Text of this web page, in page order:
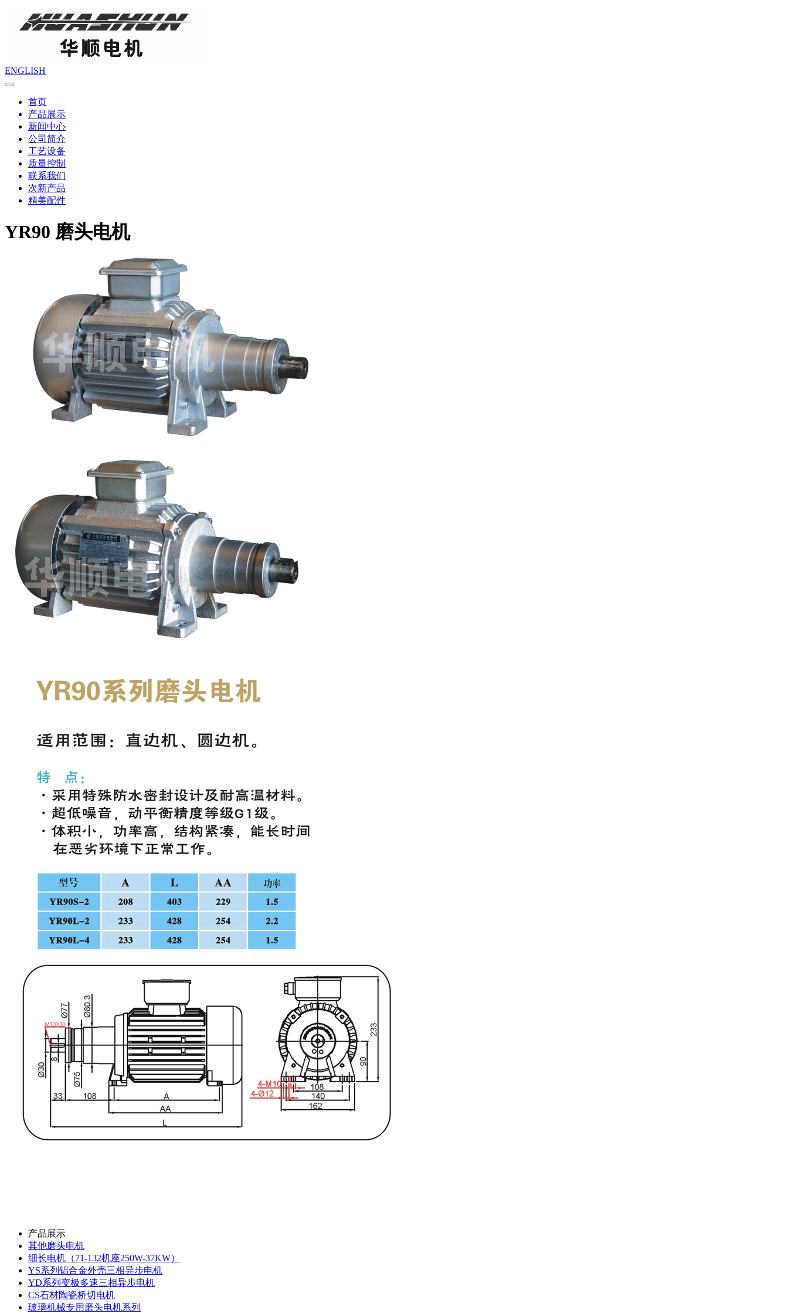
ENGLISH
首页
产品展示
新闻中心
公司简介
工艺设备
质量控制
联系我们
次新产品
精美配件
YR90 磨头电机
产品展示
其他磨头电机
细长电机（71-132机座250W-37KW）
YS系列铝合金外壳三相异步电机
YD系列变极多速三相异步电机
CS石材陶瓷桥切电机
玻璃机械专用磨头电机系列